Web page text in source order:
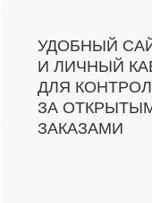
УДОБНЫЙ
И ЛИЧНЫЙ
ДЛЯ
ЗА
ЗАКАЗАМИ